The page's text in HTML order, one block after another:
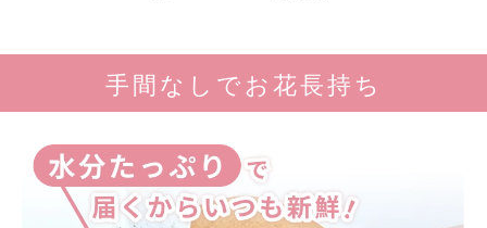
手間なしでお花長持ち